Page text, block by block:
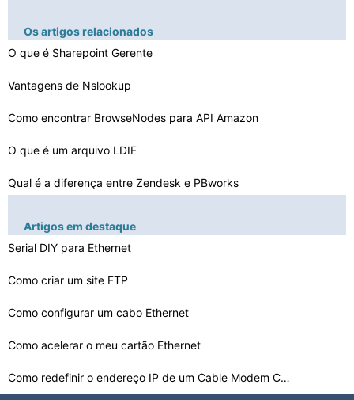
Os artigos relacionados
O que é Sharepoint Gerente
Vantagens de Nslookup
Como encontrar BrowseNodes para API Amazon
O que é um arquivo LDIF
Qual é a diferença entre Zendesk e PBworks
Qual é o comando Ping Usado Para
Como acelerar o seu Conexão
Será que meu e-
Artigos em destaque
Serial DIY para Ethernet
Como criar um site FTP
Como configurar um cabo Ethernet
Como acelerar o meu cartão Ethernet
Como redefinir o endereço IP de um Cable Modem Comcast…